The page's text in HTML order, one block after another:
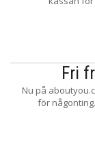
Fri
Nu på
för